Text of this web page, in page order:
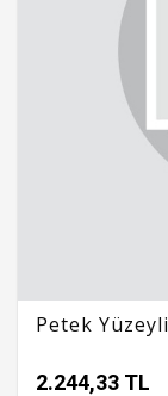
Petek
2.244,33 TL